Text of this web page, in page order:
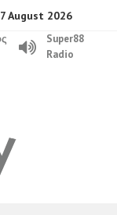
7 August 2026
Super88
Radio